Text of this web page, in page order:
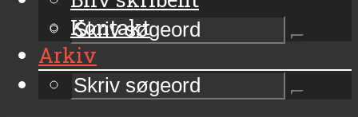
Kontakt
Arkiv